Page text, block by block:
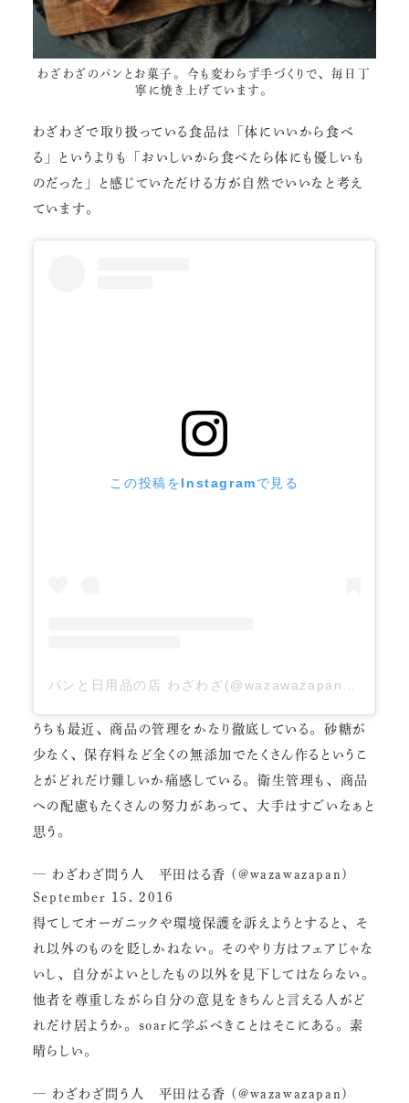
わざわざのパンとお菓子。今も変わらず手づくりで、毎日丁
寧に焼き上げています。
わざわざで取り扱っている食品は「体にいいから食べ
る」というよりも「おいしいから食べたら体にも優しいも
のだった」と感じていただける方が自然でいいなと考え
ています。
この投稿をInstagramで見る
うちも最近、商品の管理をかなり徹底している。砂糖が
少なく、保存料など全くの無添加でたくさん作るというこ
とがどれだけ難しいか痛感している。衛生管理も、商品
への配慮もたくさんの努力があって、大手はすごいなぁと
思う。
— わざわざ問う人 平田はる香 (@wazawazapan)
September 15, 2016
得てしてオーガニックや環境保護を訴えようとすると、そ
れ以外のものを貶しかねない。そのやり方はフェアじゃな
いし、自分がよいとしたもの以外を見下してはならない。
他者を尊重しながら自分の意見をきちんと言える人がど
れだけ居ようか。soarに学ぶべきことはそこにある。素
晴らしい。
— わざわざ問う人 平田はる香 (@wazawazapan)